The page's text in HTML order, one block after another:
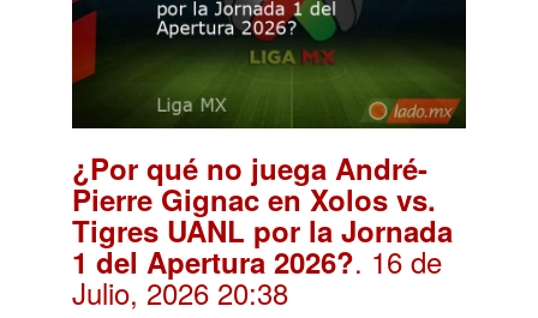
¿Por qué no juega André-
Pierre Gignac en Xolos vs.
Tigres UANL por la Jornada
1 del Apertura 2026?. 16 de
Julio, 2026 20:38